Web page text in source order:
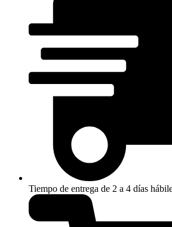
cantidad
Tiempo de entrega de 2 a 4 días